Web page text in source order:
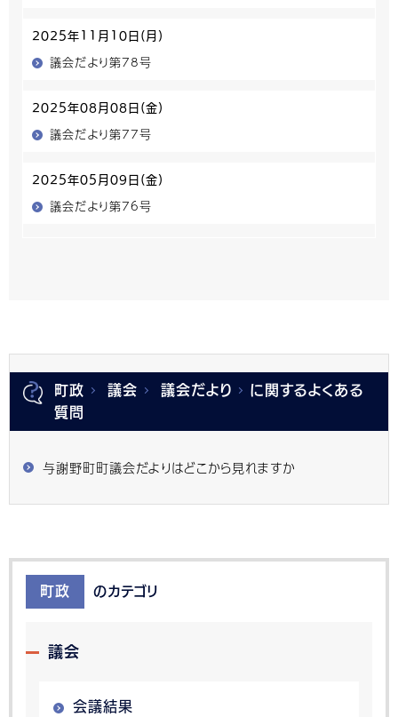
2025年11月10日(月)
議会だより第78号
2025年08月08日(金)
議会だより第77号
2025年05月09日(金)
議会だより第76号
町政 議会 議会だより
に関するよくある
質問
与謝野町町議会だよりはどこから見れますか
町政 のカテゴリ
議会
会議結果